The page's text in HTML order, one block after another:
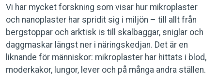
Vi har mycket forskning som visar hur mikroplaster
och nanoplaster har spridit sig i miljön – till allt från
bergstoppar och arktisk is till skalbaggar, sniglar och
daggmaskar längst ner i näringskedjan. Det är en
liknande för människor: mikroplaster har hittats i blod,
moderkakor, lungor, lever och på många andra ställen.